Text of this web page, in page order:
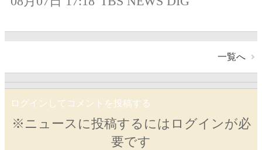
一覧へ
ログインしてコメントを投稿する
※ニュースに投稿するにはログインが必
要です